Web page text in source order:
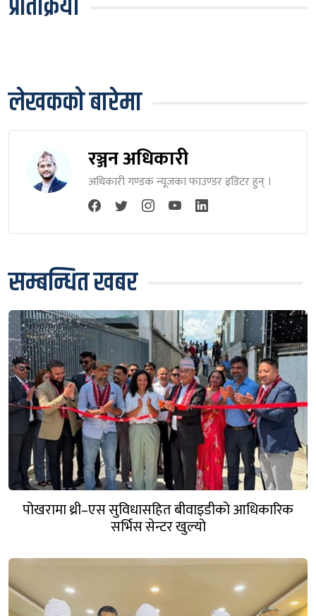
लेखकको बारेमा
रञ्जन अधिकारी
अधिकारी गण्डक न्यूजका फाउण्डर इडिटर हुन् ।
सम्बन्धित खबर
पोखरामा थ्री–एस सुविधासहित बीवाइडीको आधिकारिक
सर्भिस सेन्टर खुल्यो